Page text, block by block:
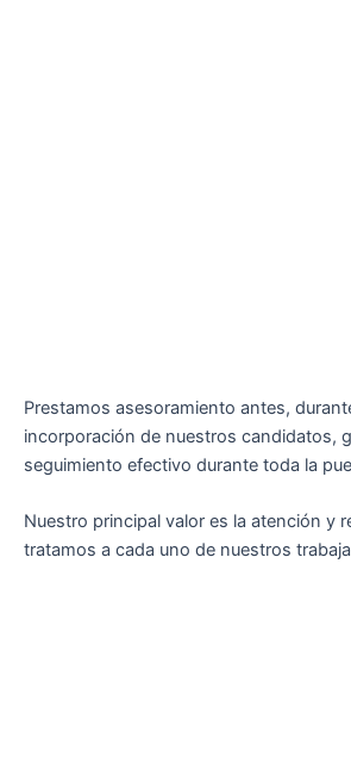
Prestamos asesoramiento antes,
incorporación de nuestros candidatos,
seguimiento efectivo durante toda la
Nuestro principal valor es la atención y
tratamos a cada uno de nuestros